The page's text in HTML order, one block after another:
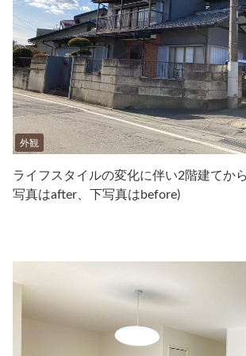
外観
ライフスタイルの変化に伴い2階建てか
写真はafter、下写真はbefore)